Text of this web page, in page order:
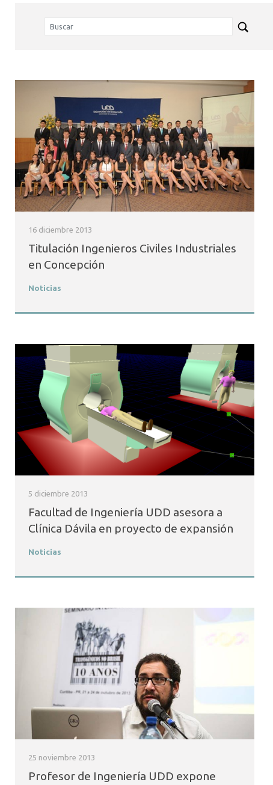
16 diciembre 2013
Titulación Ingenieros Civiles Industriales
en Concepción
Noticias
5 diciembre 2013
Facultad de Ingeniería UDD asesora a
Clínica Dávila en proyecto de expansión
Noticias
25 noviembre 2013
Profesor de Ingeniería UDD expone